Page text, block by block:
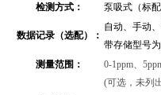
检测方式：
泵吸式（标
数据记录（选配）：
自动、手动
带存储型号
测量范围：
0-1ppm、
(可选，未列